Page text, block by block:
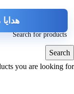
Search
you are looking for.